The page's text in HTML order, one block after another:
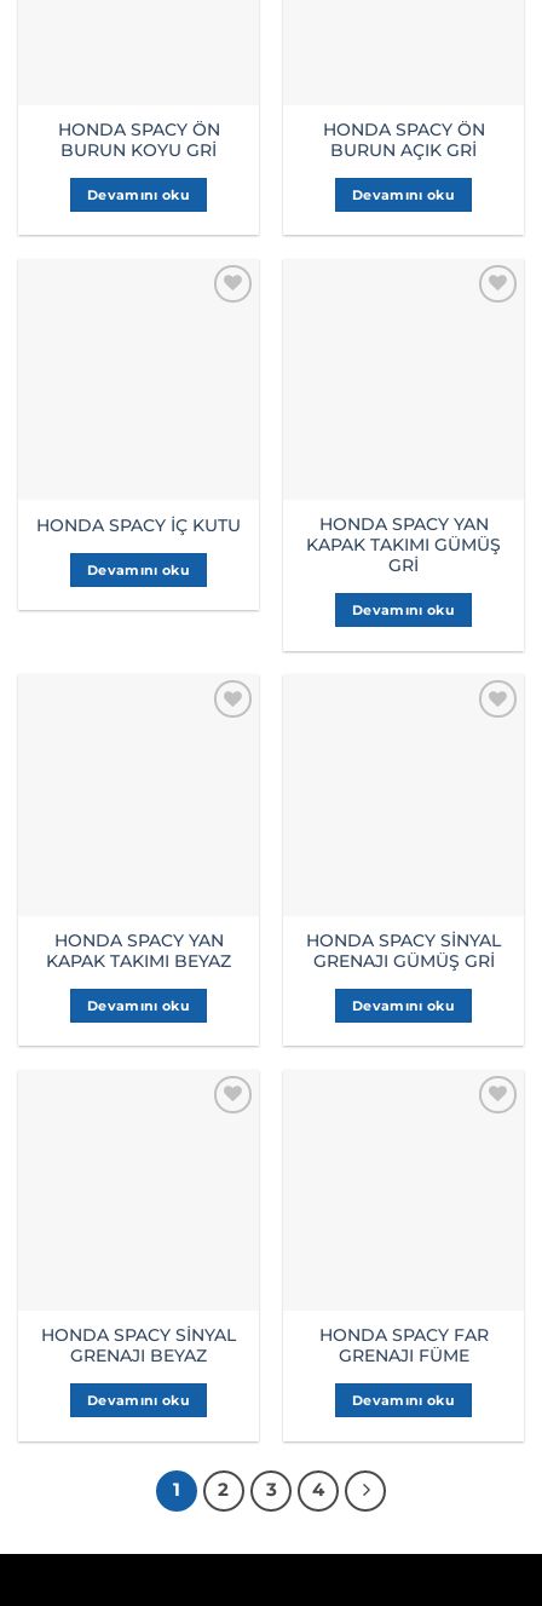
HONDA SPACY ÖN
BURUN KOYU GRİ
Devamını oku
HONDA SPACY ÖN
BURUN AÇIK GRİ
Devamını oku
HONDA SPACY İÇ KUTU
Devamını oku
HONDA SPACY YAN
KAPAK TAKIMI GÜMÜŞ
GRİ
Devamını oku
HONDA SPACY YAN
KAPAK TAKIMI BEYAZ
Devamını oku
HONDA SPACY SİNYAL
GRENAJI GÜMÜŞ GRİ
Devamını oku
HONDA SPACY SİNYAL
GRENAJI BEYAZ
Devamını oku
HONDA SPACY FAR
GRENAJI FÜME
Devamını oku
1 2 3 4